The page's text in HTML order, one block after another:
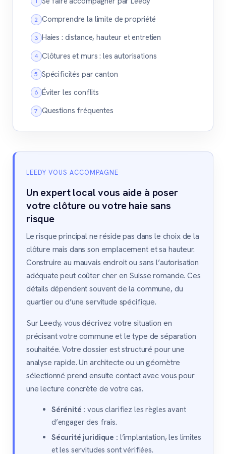
Comprendre la limite de propriété
Haies : distance, hauteur et entretien
Clôtures et murs : les autorisations
Spécificités par canton
Éviter les conflits
Questions fréquentes
LEEDY VOUS ACCOMPAGNE
Un expert local vous aide à poser
votre clôture ou votre haie sans
risque
Le risque principal ne réside pas dans le choix de la
clôture mais dans son emplacement et sa hauteur.
Construire au mauvais endroit ou sans l’autorisation
adéquate peut coûter cher en Suisse romande. Ces
détails dépendent souvent de la commune, du
quartier ou d’une servitude spécifique.
Sur Leedy, vous décrivez votre situation en
précisant votre commune et le type de séparation
souhaitée. Votre dossier est structuré pour une
analyse rapide. Un architecte ou un géomètre
sélectionné prend ensuite contact avec vous pour
une lecture concrète de votre cas.
Sérénité : vous clarifiez les règles avant
d’engager des frais.
Sécurité juridique : l’implantation, les limites
et les servitudes sont vérifiées.